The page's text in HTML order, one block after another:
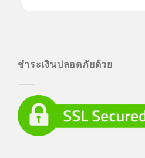
ชำระเงินปลอดภัยด้วย